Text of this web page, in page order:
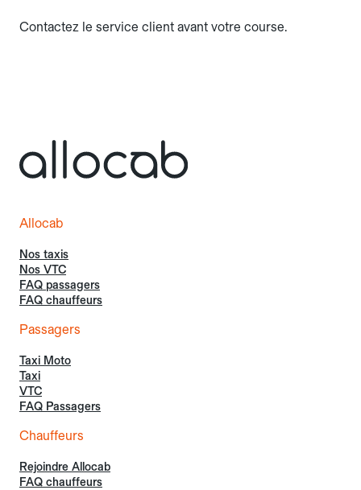
Contactez le service client avant votre course.
Allocab
Nos taxis
Nos VTC
FAQ passagers
FAQ chauffeurs
Passagers
Taxi Moto
Taxi
VTC
FAQ Passagers
Chauffeurs
Rejoindre Allocab
FAQ chauffeurs